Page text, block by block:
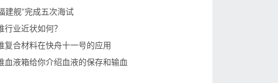
建舰”完成五次海试
行业近状如何？
复合材料在快舟十一号的应用
血液箱给你介绍血液的保存和输血